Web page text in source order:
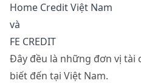
Home Credit Việt Nam
và
FE CREDIT
Đây đều là những đơn vị tài
biết đến tại Việt Nam.